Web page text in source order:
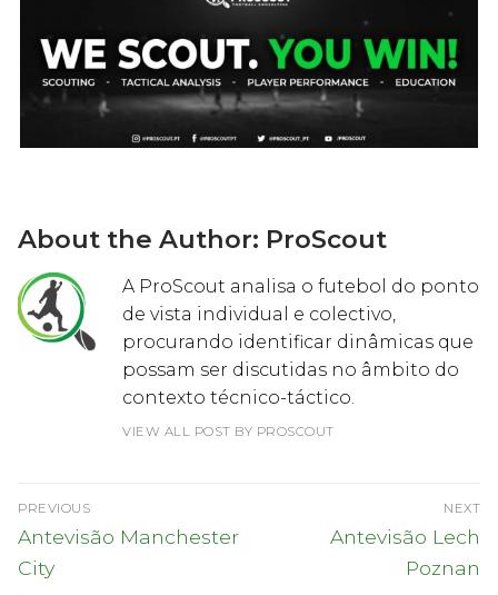
About the Author: ProScout
A ProScout analisa o futebol do ponto
de vista individual e colectivo,
procurando identificar dinâmicas que
possam ser discutidas no âmbito do
contexto técnico-táctico.
VIEW ALL POST BY PROSCOUT
Navegação
de
artigos
PREVIOUS
Previous
post:
Antevisão Manchester
City
NEXT
Next
Antevisão Lech
Poznan